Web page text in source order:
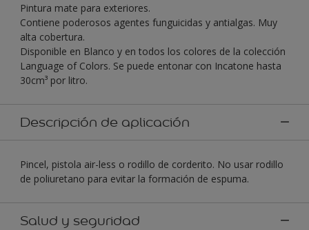
Pintura mate para exteriores.
Contiene poderosos agentes funguicidas y antialgas. Muy
alta cobertura.
Disponible en Blanco y en todos los colores de la colección
Language of Colors. Se puede entonar con Incatone hasta
30cm³ por litro.
Descripción de aplicación
Pincel, pistola air-less o rodillo de corderito. No usar rodillo
de poliuretano para evitar la formación de espuma.
Salud y seguridad